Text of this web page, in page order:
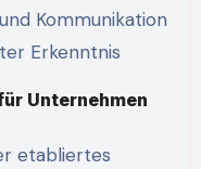
Kommunikation
Erkenntnis
Unternehmen